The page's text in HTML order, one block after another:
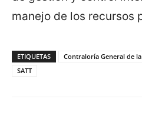
manejo de los recursos
ETIQUETAS Contraloría General de
SATT